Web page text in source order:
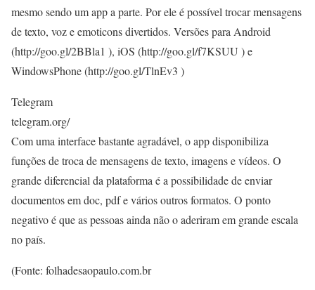
mesmo sendo um app a parte. Por ele é possível trocar mensagens
de texto, voz e emoticons divertidos. Versões para Android
(http://goo.gl/2BBla1 ), iOS (http://goo.gl/f7KSUU ) e
WindowsPhone (http://goo.gl/TlnEv3 )
Telegram
telegram.org/
Com uma interface bastante agradável, o app disponibiliza
funções de troca de mensagens de texto, imagens e vídeos. O
grande diferencial da plataforma é a possibilidade de enviar
documentos em doc, pdf e vários outros formatos. O ponto
negativo é que as pessoas ainda não o aderiram em grande escala
no país.
(Fonte: folhadesaopaulo.com.br